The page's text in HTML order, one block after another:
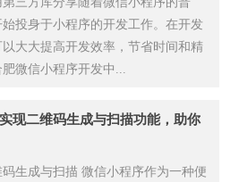
投身于小程序的开发工作。在开发
大大提高开发效率，节省时间和精
微信小程序开发中...
现二维码生成与扫描功能，助你
生成与扫描 微信小程序作为一种便